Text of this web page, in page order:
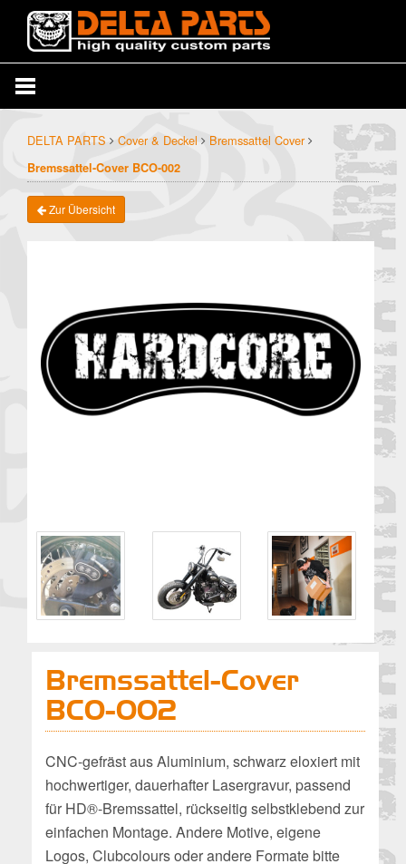
DELTA PARTS Cover & Deckel Bremssattel Cover
Bremssattel-Cover BCO-002
Zur Übersicht
Bremssattel-Cover
BCO-002
CNC-gefräst aus Aluminium, schwarz eloxiert mit
hochwertiger, dauerhafter Lasergravur, passend
für HD®-Bremssattel, rückseitig selbstklebend zur
einfachen Montage. Andere Motive, eigene
Logos, Clubcolours oder andere Formate bitte